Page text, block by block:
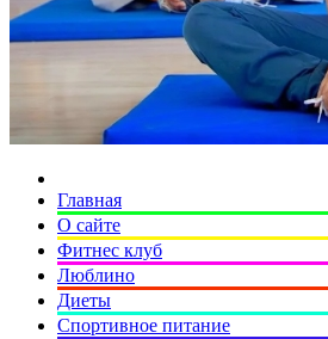
Главная
О сайте
Фитнес клуб
Люблино
Диеты
Спортивное питание